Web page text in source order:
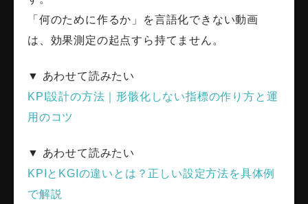
「何のために作るか」を言語化できない動画
は、効果測定の起点すら持てません。
▼ あわせて読みたい
KPI設計の方法｜形骸化しない指標の作り方と運
用のコツ
▼ あわせて読みたい
KPIとKGIの違いとは？正しい設定方法を具体例
で解説